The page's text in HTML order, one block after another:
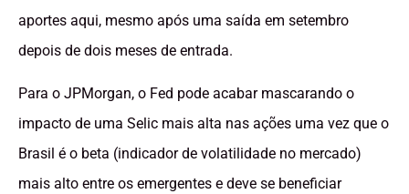
aportes aqui, mesmo após uma saída em setembro
depois de dois meses de entrada.
Para o JPMorgan, o Fed pode acabar mascarando o
impacto de uma Selic mais alta nas ações uma vez que o
Brasil é o beta (indicador de volatilidade no mercado)
mais alto entre os emergentes e deve se beneficiar